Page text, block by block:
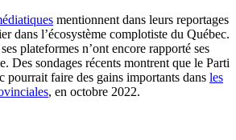
mentionnent dans leurs reportages
dans l’écosystème complotiste du Québec.
plateformes n’ont encore rapporté ses
Des sondages récents montrent que le Parti
pourrait faire des gains importants dans les
, en octobre 2022.